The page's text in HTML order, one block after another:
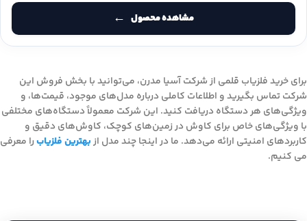
مشاهده محصول
برای خرید فلزیاب قلمی از شرکت آسیا مدرن، می‌توانید با بخش فروش این
شرکت تماس بگیرید و اطلاعات کاملی درباره مدل‌های موجود، قیمت‌ها، و
ویژگی‌های هر دستگاه دریافت کنید. این شرکت معمولاً دستگاه‌های مختلفی
با ویژگی‌های خاص برای کاوش در زمین‌های کوچک، کاوش‌های دقیق و
کاربردهای امنیتی ارائه می‌دهد. ما در اینجا چند مدل ازبهترین فلزیابرا معرفی
می کنیم.